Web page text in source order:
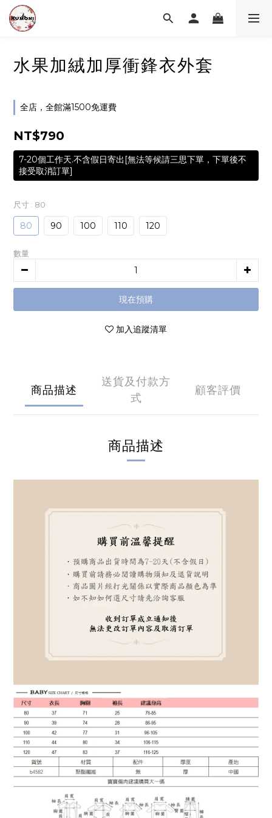
水果加絨加厚衝鋒衣外套
全店，全館滿1500免運費
NT$790
7-20個工作天.不含假日寄出[無法等候請三思下單，下單後不
接受取消訂單]
尺寸 : 80
80 90 100 110 120
數量
現在預購
加入追蹤清單
商品描述
送貨及付款方
式
顧客評價
商品描述